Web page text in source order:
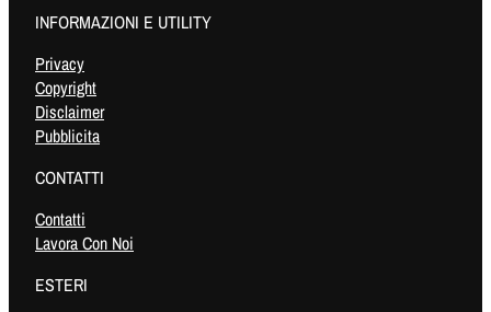
INFORMAZIONI E UTILITY
Privacy
Copyright
Disclaimer
Pubblicita
CONTATTI
Contatti
Lavora Con Noi
ESTERI